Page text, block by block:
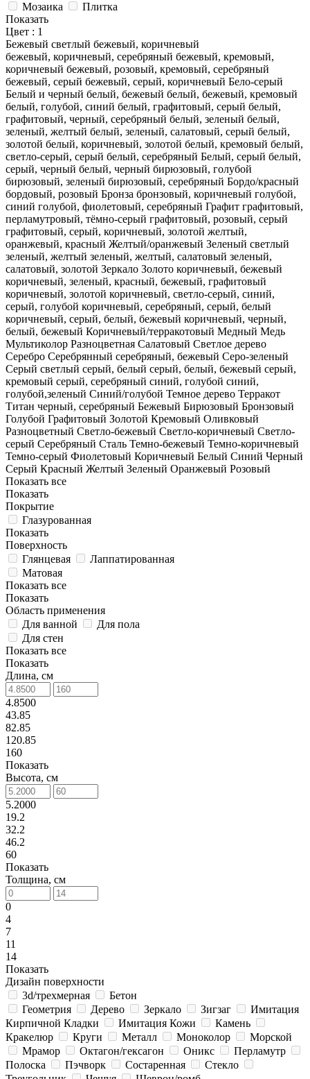
Мозаика
Плитка
Показать
Цвет : 1
Бежевый светлый бежевый, коричневый
бежевый, коричневый, серебряный бежевый, кремовый,
коричневый бежевый, розовый, кремовый, серебряный
бежевый, серый бежевый, серый, коричневый Бело-серый
Белый и черный белый, бежевый белый, бежевый, кремовый
белый, голубой, синий белый, графитовый, серый белый,
графитовый, черный, серебряный белый, зеленый белый,
зеленый, желтый белый, зеленый, салатовый, серый белый,
золотой белый, коричневый, золотой белый, кремовый белый,
светло-серый, серый белый, серебряный Белый, серый белый,
серый, черный белый, черный бирюзовый, голубой
бирюзовый, зеленый бирюзовый, серебряный Бордо/красный
бордовый, розовый Бронза бронзовый, коричневый голубой,
синий голубой, фиолетовый, серебряный Графит графитовый,
перламутровый, тёмно-серый графитовый, розовый, серый
графитовый, серый, коричневый, золотой желтый,
оранжевый, красный Желтый/оранжевый Зеленый светлый
зеленый, желтый зеленый, желтый, салатовый зеленый,
салатовый, золотой Зеркало Золото коричневый, бежевый
коричневый, зеленый, красный, бежевый, графитовый
коричневый, золотой коричневый, светло-серый, синий,
серый, голубой коричневый, серебряный, серый, белый
коричневый, серый, белый, бежевый коричневый, черный,
белый, бежевый Коричневый/терракотовый Медный Медь
Мультиколор Разноцветная Салатовый Светлое дерево
Серебро Серебрянный серебряный, бежевый Серо-зеленый
Серый светлый серый, белый серый, белый, бежевый серый,
кремовый серый, серебряный синий, голубой синий,
голубой,зеленый Синий/голубой Темное дерево Терракот
Титан черный, серебряный Бежевый Бирюзовый Бронзовый
Голубой Графитовый Золотой Кремовый Оливковый
Разноцветный Светло-бежевый Светло-коричневый Светло-
серый Серебряный Сталь Темно-бежевый Темно-коричневый
Темно-серый Фиолетовый Коричневый Белый Синий Черный
Серый Красный Желтый Зеленый Оранжевый Розовый
Показать все
Показать
Покрытие
Глазурованная
Показать
Поверхность
Глянцевая
Лаппатированная
Матовая
Показать все
Показать
Область применения
Для ванной
Для пола
Для стен
Показать все
Показать
Длина, см
4.8500
43.85
82.85
120.85
160
Показать
Высота, см
5.2000
19.2
32.2
46.2
60
Показать
Толщина, см
0
4
7
11
14
Показать
Дизайн поверхности
3d/трехмерная
Бетон
Геометрия
Дерево Зеркало Зигзаг
Имитация
Кирпичной Кладки
Имитация Кожи
Камень
Кракелюр
Круги Металл Моноколор
Морской
Мрамор
Октагон/гексагон Оникс
Перламутр
Полоска
Пэчворк Состаренная
Стекло